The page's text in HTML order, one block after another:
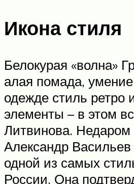
Икона стиля
Белокурая «волна»
алая помада, умение
одежде стиль ретро
элементы – в этом
Литвинова. Недаром
Александр Васильев
одной из самых
России. Она